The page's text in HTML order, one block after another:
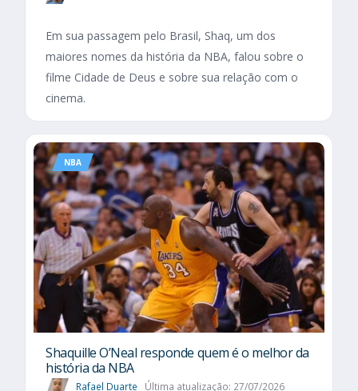
Em sua passagem pelo Brasil, Shaq, um dos
maiores nomes da história da NBA, falou sobre o
filme Cidade de Deus e sobre sua relação com o
cinema.
NBA
Shaquille O’Neal responde quem é o melhor da
história da NBA
Rafael Duarte Última atualização: 27/07/2026